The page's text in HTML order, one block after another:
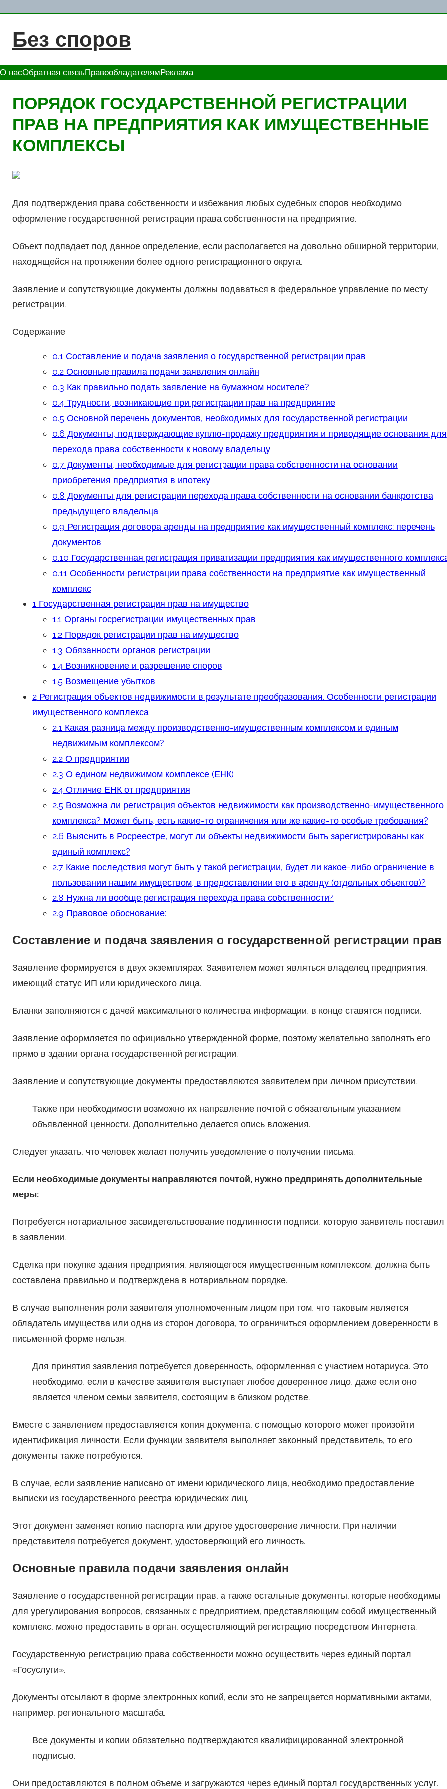
содержимому
Без споров
О насОбратная связьПравообладателям Реклама
ПОРЯДОК ГОСУДАРСТВЕННОЙ РЕГИСТРАЦИИ
ПРАВ НА ПРЕДПРИЯТИЯ КАК ИМУЩЕСТВЕННЫЕ
КОМПЛЕКСЫ
Для подтверждения права собственности и избежания любых судебных споров необходимо
оформление государственной регистрации права собственности на предприятие.
Объект подпадает под данное определение, если располагается на довольно обширной территории,
находящейся на протяжении более одного регистрационного округа.
Заявление и сопутствующие документы должны подаваться в федеральное управление по месту
регистрации.
Содержание
0.1Составление и подача заявления о государственной регистрации прав
0.2Основные правила подачи заявления онлайн
0.3 Как правильно подать заявление на бумажном носителе?
0.4Трудности, возникающие при регистрации прав на предприятие
0.5Основной перечень документов, необходимых для государственной регистрации
0.6 Документы, подтверждающие куплю-продажу предприятия и приводящие основания для
перехода права собственности к новому владельцу
0.7Документы, необходимые для регистрации права собственности на основании
приобретения предприятия в ипотеку
0.8 Документы для регистрации перехода права собственности на основании банкротства
предыдущего владельца
0.9 Регистрация договора аренды на предприятие как имущественный комплекс: перечень
документов
0.10 Государственная регистрация приватизации предприятия как имущественного
0.11Особенности регистрации права собственности на предприятие как имущественный
комплекс
1Государственная регистрация прав на имущество
1.1Органы госрегистрации имущественных прав
1.2Порядок регистрации прав на имущество
1.3 Обязанности органов регистрации
1.4Возникновение и разрешение споров
1.5Возмещение убытков
2Регистрация объектов недвижимости в результате преобразования. Особенности регистрации
имущественного комплекса
2.1Какая разница между производственно-имущественным комплексом и единым
недвижимым комплексом?
2.2О предприятии
2.3 О едином недвижимом комплексе (ЕНК)
2.4Отличие ЕНК от предприятия
2.5Возможна ли регистрация объектов недвижимости как производственно-имущественного
комплекса? Может быть, есть какие-то ограничения или же какие-то особые требования?
2.6 Выяснить в Росреестре, могут ли объекты недвижимости быть зарегистрированы как
единый комплекс?
2.7Какие последствия могут быть у такой регистрации, будет ли какое-либо ограничение в
пользовании нашим имуществом, в предоставлении его в аренду (отдельных объектов)?
2.8 Нужна ли вообще регистрация перехода права собственности?
2.9 Правовое обоснование:
Составление и подача заявления о государственной регистрации прав
Заявление формируется в двух экземплярах. Заявителем может являться владелец предприятия,
имеющий статус ИП или юридического лица.
Бланки заполняются с дачей максимального количества информации, в конце ставятся подписи.
Заявление оформляется по официально утвержденной форме, поэтому желательно заполнять его
прямо в здании органа государственной регистрации.
Заявление и сопутствующие документы предоставляются заявителем при личном присутствии.
Также при необходимости возможно их направление почтой с обязательным указанием
объявленной ценности. Дополнительно делается опись вложения.
Следует указать, что человек желает получить уведомление о получении письма.
Если необходимые документы направляются почтой, нужно предпринять дополнительные
меры:
Потребуется нотариальное засвидетельствование подлинности подписи, которую заявитель поставил
в заявлении.
Сделка при покупке здания предприятия, являющегося имущественным комплексом, должна быть
составлена правильно и подтверждена в нотариальном порядке.
В случае выполнения роли заявителя уполномоченным лицом при том, что таковым является
обладатель имущества или одна из сторон договора, то ограничиться оформлением доверенности в
письменной форме нельзя.
Для принятия заявления потребуется доверенность, оформленная с участием нотариуса. Это
необходимо, если в качестве заявителя выступает любое доверенное лицо, даже если оно
является членом семьи заявителя, состоящим в близком родстве.
Вместе с заявлением предоставляется копия документа, с помощью которого может произойти
идентификация личности. Если функции заявителя выполняет законный представитель, то его
документы также потребуются.
В случае, если заявление написано от имени юридического лица, необходимо предоставление
выписки из государственного реестра юридических лиц.
Этот документ заменяет копию паспорта или другое удостоверение личности. При наличии
представителя потребуется документ, удостоверяющий его личность.
Основные правила подачи заявления онлайн
Заявление о государственной регистрации прав, а также остальные документы, которые необходимы
для урегулирования вопросов, связанных с предприятием, представляющим собой имущественный
комплекс, можно предоставить в орган, осуществляющий регистрацию посредством Интернета.
Государственную регистрацию права собственности можно осуществить через единый портал
«Госуслуги».
Документы отсылают в форме электронных копий, если это не запрещается нормативными актами,
например, регионального масштаба.
Все документы и копии обязательно подтверждаются квалифицированной электронной
подписью.
Они предоставляются в полном объеме и загружаются через единый портал государственных услуг.